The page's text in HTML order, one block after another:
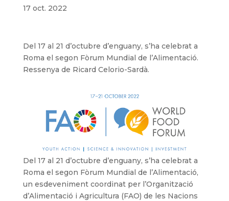
17 oct. 2022
Del 17 al 21 d’octubre d’enguany, s’ha celebrat a
Roma el segon Fòrum Mundial de l’Alimentació.
Ressenya de Ricard Celorio-Sardà.
Del 17 al 21 d’octubre d’enguany, s’ha celebrat a
Roma el segon Fòrum Mundial de l’Alimentació,
un esdeveniment coordinat per l’Organització
d’Alimentació i Agricultura (FAO) de les Nacions